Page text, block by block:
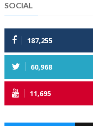
SOCIAL
187,255
60,968
11,695